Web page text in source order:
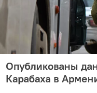
Опубликованы
Карабаха в